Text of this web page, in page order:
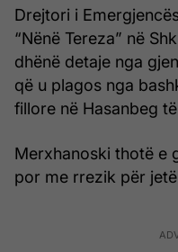
Drejtori i
“Nënë Tereza” në
dhënë detaje nga
që u plagos nga
fillore në Hasanbeg
Merxhanoski thotë e
por me rrezik për